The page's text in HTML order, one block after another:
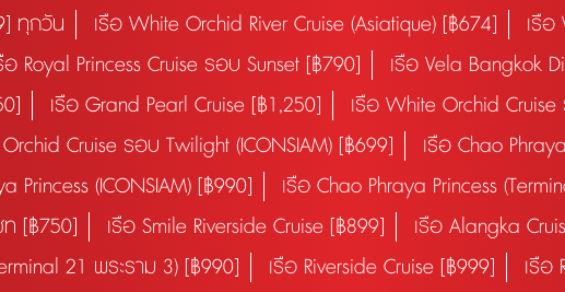
ทุกวัน
เรือ White Orchid River Cruise (Asiatique) [฿674]
เรื
อ Royal Princess Cruise รอบ Sunset [฿790]
เรือ Vela Bangkok
เรือ Grand Pearl Cruise [฿1,250]
เรือ White Orchid
Cruise รอบ Twilight (ICONSIAM) [฿699]
เรือ Chao
Princess (ICONSIAM) [฿990]
เรือ Chao Phraya Princess
ท [฿750] เรือ Smile Riverside Cruise [฿899]
เรือ Alangka
21 พระราม 3) [฿990] เรือ Riverside Cruise [฿999]
เรือ